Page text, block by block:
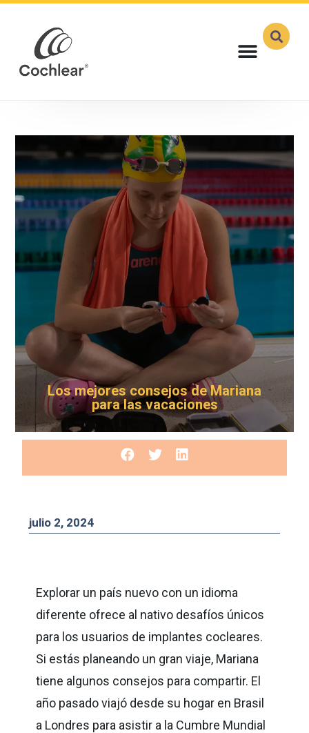
Los mejores consejos de Mariana
para las vacaciones
julio 2, 2024
Explorar un país nuevo con un idioma
diferente ofrece al nativo desafíos únicos
para los usuarios de implantes cocleares.
Si estás planeando un gran viaje, Mariana
tiene algunos consejos para compartir. El
año pasado viajó desde su hogar en Brasil
a Londres para asistir a la Cumbre Mundial